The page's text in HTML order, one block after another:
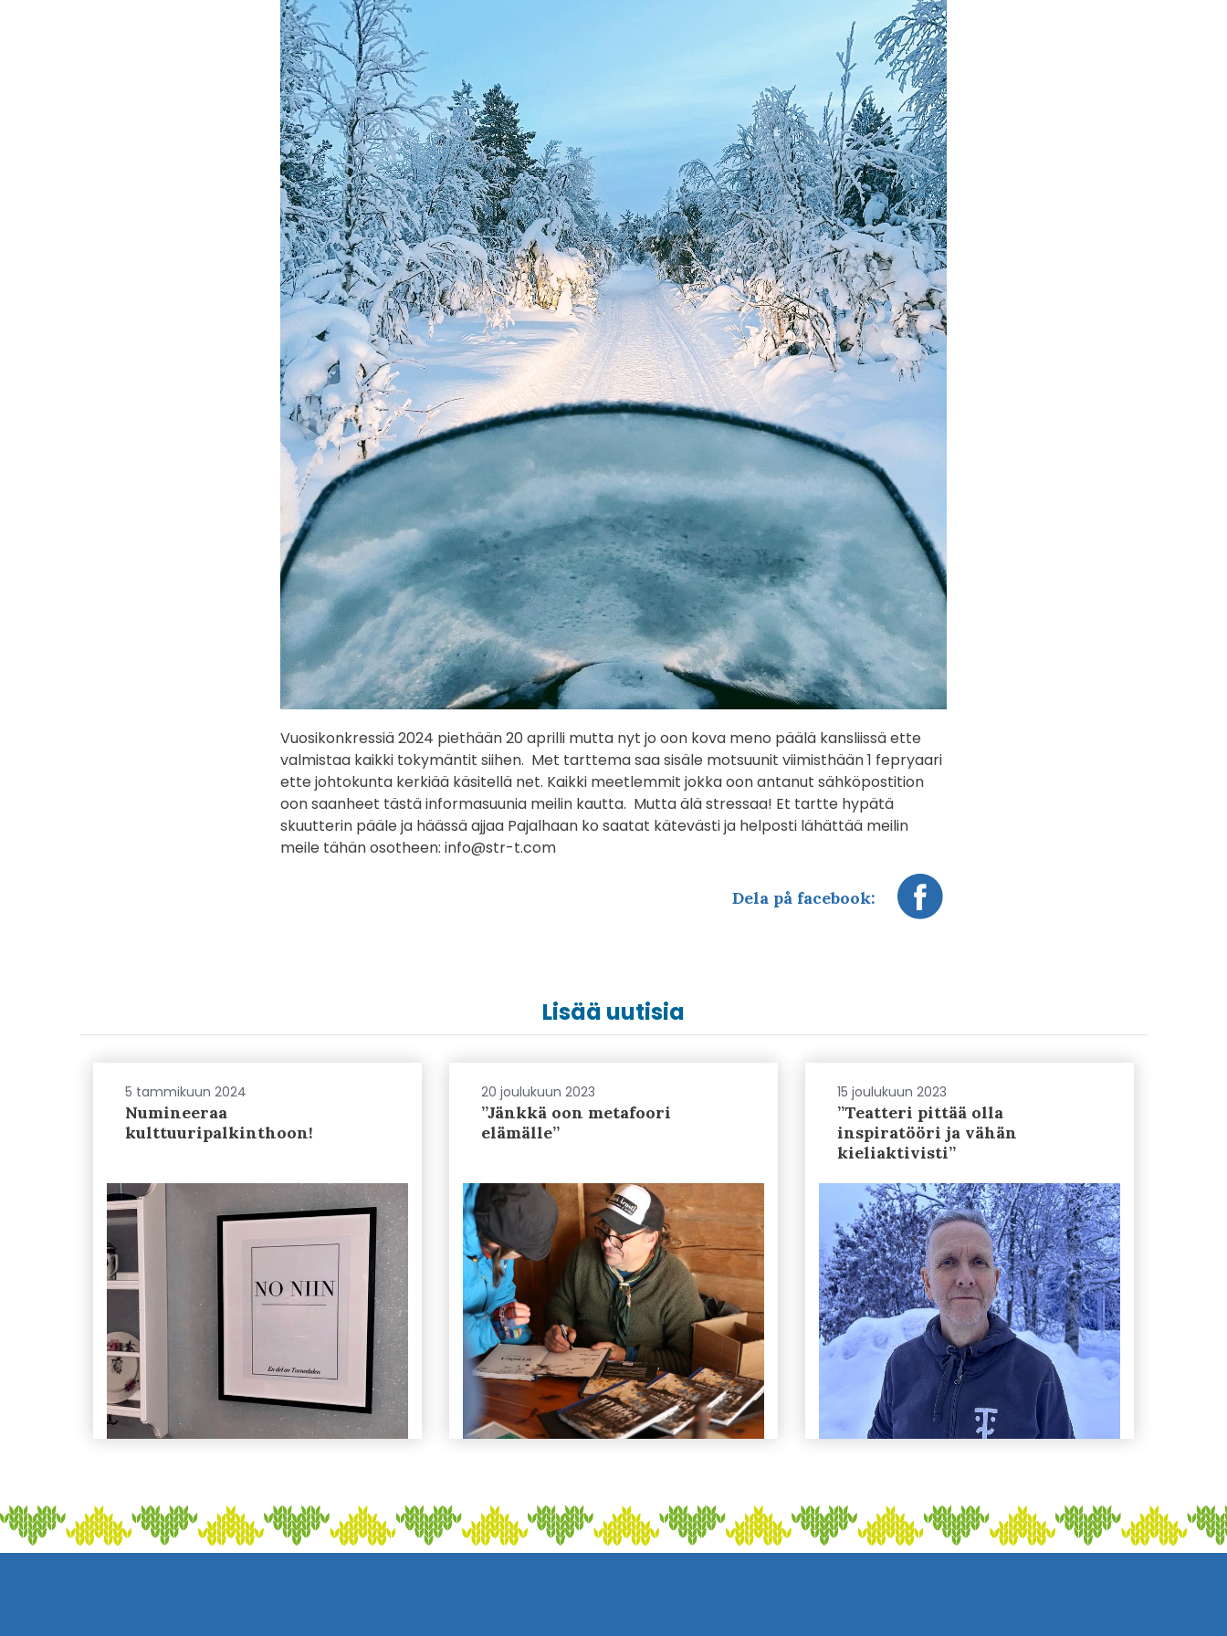
Vuosikonkressiä 2024 piethään 20 aprilli mutta nyt jo oon kova meno päälä kansliissä ette
valmistaa kaikki tokymäntit siihen. Met tarttema saa sisäle motsuunit viimisthään 1 fepryaari
ette johtokunta kerkiää käsitellä net. Kaikki meetlemmit jokka oon antanut sähköpostition
oon saanheet tästä informasuunia meilin kautta. Mutta älä stressaa! Et tartte hypätä
skuutterin pääle ja häässä ajjaa Pajalhaan ko saatat kätevästi ja helposti lähättää meilin
meile tähän osotheen: info@str-t.com
Dela på facebook:
Lisää uutisia
5 tammikuun 2024
Numineeraa
kulttuuripalkinthoon!
20 joulukuun 2023
”Jänkkä oon metafoori
elämälle”
15 joulukuun 2023
”Teatteri pittää olla
inspiratööri ja vähän
kieliaktivisti”